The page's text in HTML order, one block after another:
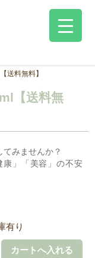
送料無料】
【送料無
てみませんか？
康」「美容」の不安
有り